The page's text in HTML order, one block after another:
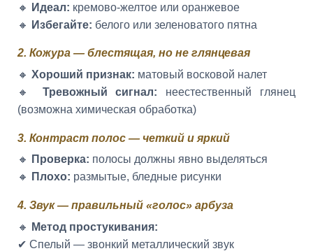
🔸
Идеал: кремово-желтое или оранжевое
🔸
Избегайте: белого или зеленоватого пятна
2. Кожура — блестящая, но не глянцевая
🔸 Хороший признак: матовый восковой налет
🔸 Тревожный сигнал: неестественный глянец
(возможна химическая обработка)
3. Контраст полос — четкий и яркий
🔸
Проверка: полосы должны явно выделяться
🔸
Плохо: размытые, бледные рисунки
4. Звук — правильный «голос» арбуза
🔸
Метод простукивания:
✔ Спелый — звонкий металлический звук